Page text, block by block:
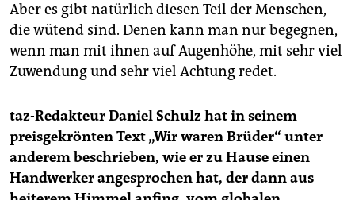
Aber es gibt natürlich diesen Teil der Menschen,
die wütend sind. Denen kann man nur begegnen,
wenn man mit ihnen auf Augenhöhe, mit sehr viel
Zuwendung und sehr viel Achtung redet.
taz-Redakteur Daniel Schulz hat in seinem
preisgekrönten Text „Wir waren Brüder“ unter
anderem beschrieben, wie er zu Hause einen
Handwerker angesprochen hat, der dann aus